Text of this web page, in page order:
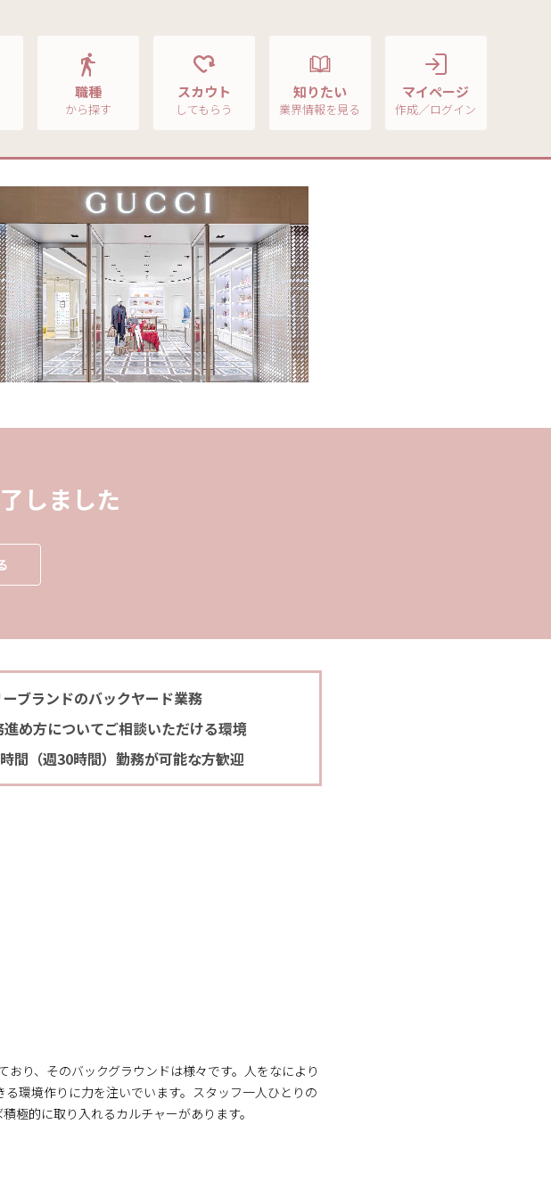
職種
から探す
スカウト
してもらう
知りたい
業界情報を見る
マイページ
作成／ログイン
しました
ブランドのバックヤード業務
め方についてご相談いただける環境
間（週30時間）勤務が可能な方歓迎
おり、そのバックグラウンドは様々です。人をなにより
環境作りに力を注いでいます。スタッフ一人ひとりの
極的に取り入れるカルチャーがあります。